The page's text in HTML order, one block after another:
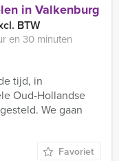
in Valkenburg
BTW
en 30 minuten
tijd, in
Oud-Hollandse
We gaan
Favoriet